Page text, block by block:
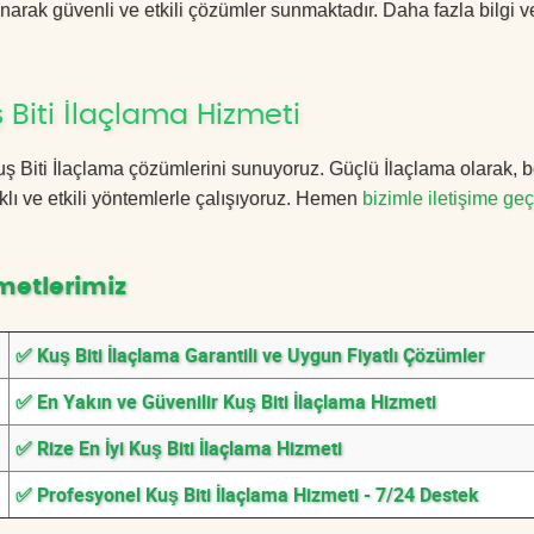
güvenli ve etkili çözümler sunmaktadır. Daha fazla bilgi
Biti İlaçlama Hizmeti
Biti İlaçlama çözümlerini sunuyoruz. Güçlü İlaçlama olarak,
ve etkili yöntemlerle çalışıyoruz. Hemen bizimle iletişime
✅ Kuş Biti İlaçlama Garantili ve Uygun Fiyatlı Çözümler
✅ En Yakın ve Güvenilir Kuş Biti İlaçlama Hizmeti
✅ Rize En İyi Kuş Biti İlaçlama Hizmeti
✅ Profesyonel Kuş Biti İlaçlama Hizmeti - 7/24 Destek